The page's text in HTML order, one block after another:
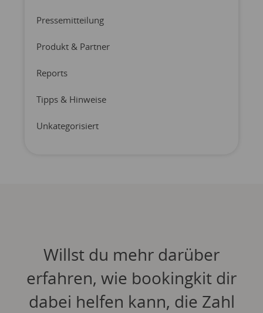
Pressemitteilung
Produkt & Partner
Reports
Tipps & Hinweise
Unkategorisiert
Willst du mehr darüber
erfahren, wie bookingkit dir
dabei helfen kann, die Zahl